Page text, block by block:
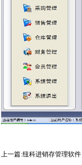
上一篇:纽科进销存管理软件